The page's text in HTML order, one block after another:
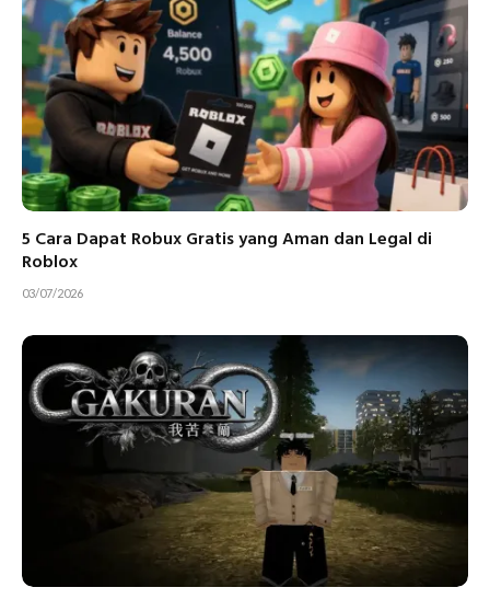
5 Cara Dapat Robux Gratis yang Aman dan Legal di
Roblox
03/07/2026